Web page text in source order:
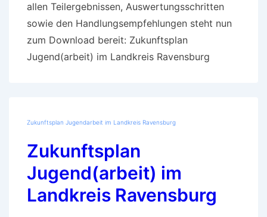
allen Teilergebnissen, Auswertungsschritten
sowie den Handlungsempfehlungen steht nun
zum Download bereit: Zukunftsplan
Jugend(arbeit) im Landkreis Ravensburg
Zukunftsplan Jugendarbeit im Landkreis Ravensburg
Zukunftsplan
Jugend(arbeit) im
Landkreis Ravensburg